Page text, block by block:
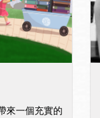
來一個充實的